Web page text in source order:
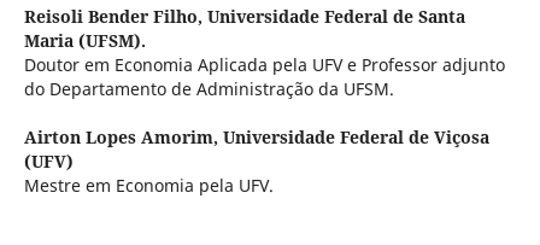
Reisoli Bender Filho, Universidade Federal de Santa
Maria (UFSM).
Doutor em Economia Aplicada pela UFV e Professor adjunto
do Departamento de Administração da UFSM.
Airton Lopes Amorim, Universidade Federal de Viçosa
(UFV)
Mestre em Economia pela UFV.